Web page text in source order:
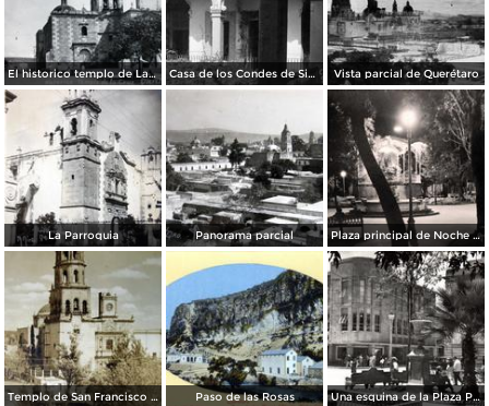
El historico templo de La Cruz Casa de los Condes de Sierra Gorda Vista parcial de Querétaro
La Parroquia Panorama parcial Plaza principal de Noche en Queretaro
Templo de San Francisco en Queretaro Paso de las Rosas Una esquina de la Plaza Principal